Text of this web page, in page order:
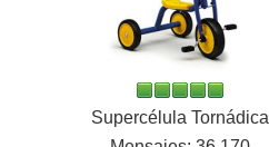
Supercélula Tornádica